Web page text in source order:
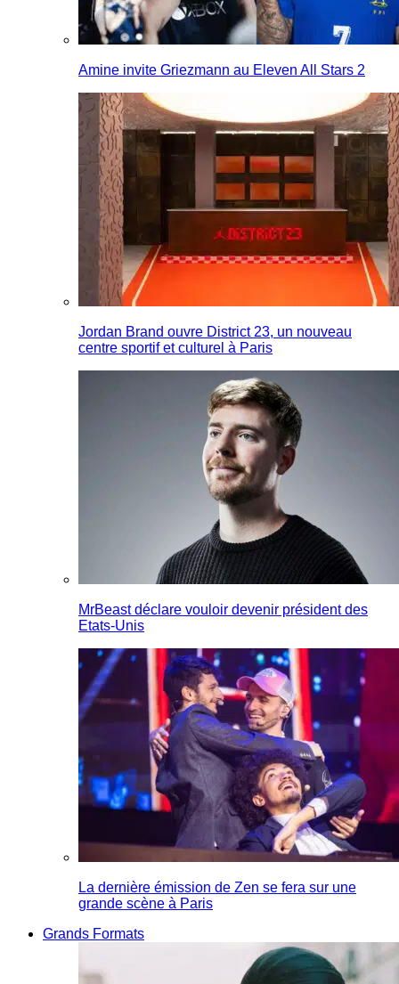
Amine invite Griezmann au Eleven All Stars 2
Jordan Brand ouvre District 23, un nouveau
centre sportif et culturel à Paris
MrBeast déclare vouloir devenir président des
Etats-Unis
La dernière émission de Zen se fera sur une
grande scène à Paris
Grands Formats